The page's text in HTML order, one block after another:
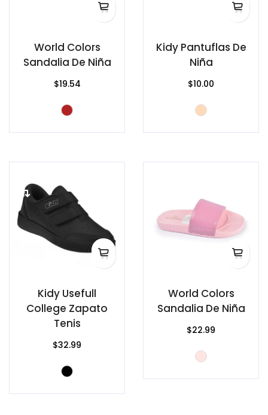
World Colors
Sandalia De Niña
$19.54
Kidy Pantuflas De
Niña
$10.00
Kidy Usefull
College Zapato
Tenis
$32.99
World Colors
Sandalia De Niña
$22.99